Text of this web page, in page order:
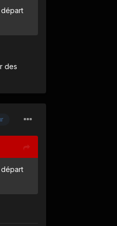
départ
des
départ